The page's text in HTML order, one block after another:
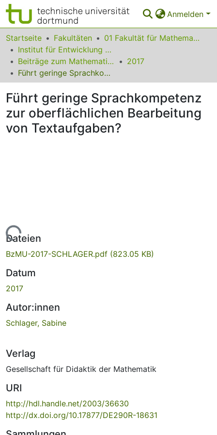
Anmelden
Bereiche & Sammlungen
Das gesamte Repositorium
Statistiken
FAQ
Leitlinien
Zurück zur Startseite
Startseite Fakultäten
01 Fakultät für Mathematik
Institut für Entwicklung und Erforschung des Mathematikunterrichts
Beiträge zum Mathematikunterricht
2017
Führt geringe Sprachkompetenz zur oberflächlichen Bearbeitung von Textaufgaben?
Führt geringe Sprachkompetenz
zur oberflächlichen Bearbeitung
von Textaufgaben?
Lade...
Dateien
BzMU-2017-SCHLAGER.pdf (823.05 KB)
Datum
2017
Autor:innen
Schlager, Sabine
Verlag
Gesellschaft für Didaktik der Mathematik
URI
http://hdl.handle.net/2003/36630
http://dx.doi.org/10.17877/DE290R-18631